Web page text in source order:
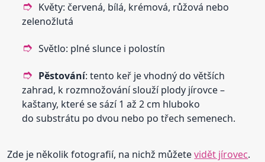
Květy: červená, bílá, krémová, růžová nebo
zelenožlutá
Světlo: plné slunce i polostín
Pěstování: tento keř je vhodný do větších
zahrad, k rozmnožování slouží plody jírovce –
kaštany, které se sází 1 až 2 cm hluboko
do substrátu po dvou nebo po třech semenech.
Zde je několik fotografií, na nichž můžetevidět jírovec.